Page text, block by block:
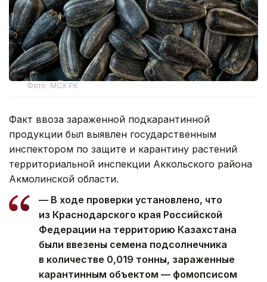
Фото: МСХ РК
Факт ввоза зараженной подкарантинной
продукции был выявлен государственным
инспектором по защите и карантину растений
территориальной инспекции Аккольского района
Акмолинской области.
— В ходе проверки установлено, что
из Краснодарского края Российской
Федерации на территорию Казахстана
были ввезены семена подсолнечника
в количестве 0,019 тонны, зараженные
карантинным объектом — фомопсисом